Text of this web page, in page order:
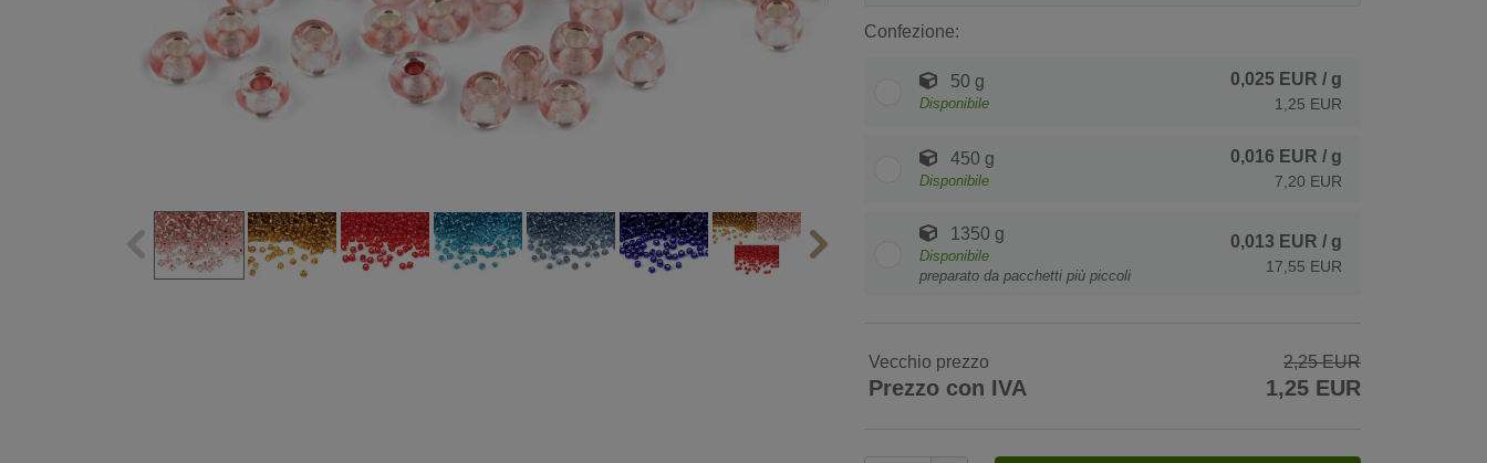
Confezione:
50 g
Disponibile
0,025 EUR / g
1,25 EUR
450 g
Disponibile
0,016 EUR / g
7,20 EUR
1350 g
Disponibile
preparato da pacchetti più piccoli
0,013 EUR / g
17,55 EUR
Vecchio prezzo 2,25 EUR
Prezzo con IVA 1,25 EUR